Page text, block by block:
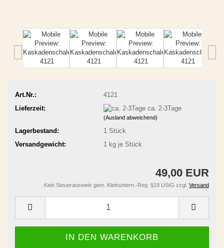
Art.Nr.:
4121
Lieferzeit:
ca. 2-3Tage
(Ausland abweichend)
Lagerbestand: 1 Stück
Versandgewicht:
1kg je Stück
49,00 EUR
Kein Steuerausweis gem. Kleinuntern.-Reg. §19 UStG zzgl. Versand